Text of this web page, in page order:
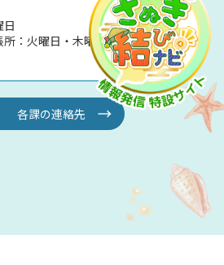
：火曜日・木曜日
各課の連絡先